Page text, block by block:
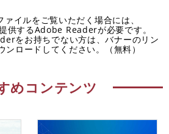
ァイルをご覧いただく場合には、
供するAdobe Readerが必要です。
をお持ちでない方は、バナーのリン
ンロードしてください。（無料）
めコンテンツ